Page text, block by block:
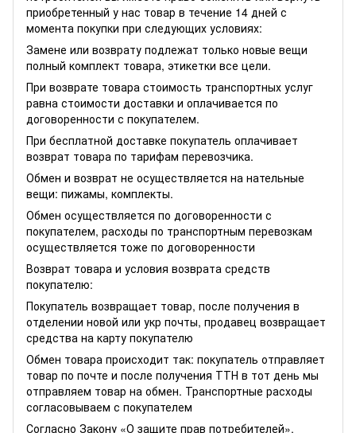
приобретенный у нас товар в течение 14 дней с
момента покупки при следующих условиях:
Замене или возврату подлежат только новые вещи
полный комплект товара, этикетки все цели.
При возврате товара стоимость транспортных услуг
равна стоимости доставки и оплачивается по
договоренности с покупателем.
При бесплатной доставке покупатель оплачивает
возврат товара по тарифам перевозчика.
Обмен и возврат не осуществляется на нательные
вещи: пижамы, комплекты.
Обмен осуществляется по договоренности с
покупателем, расходы по транспортным перевозкам
осуществляется тоже по договоренности
Возврат товара и условия возврата средств
покупателю:
Покупатель возвращает товар, после получения в
отделении новой или укр почты, продавец возвращает
средства на карту покупателю
Обмен товара происходит так: покупатель отправляет
товар по почте и после получения ТТН в тот день мы
отправляем товар на обмен. Транспортные расходы
согласовываем с покупателем
Согласно Закону «О защите прав потребителей»,